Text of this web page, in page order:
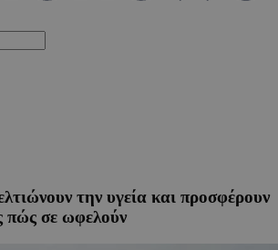
την υγεία και προσφέρουν
πώς σε ωφελούν